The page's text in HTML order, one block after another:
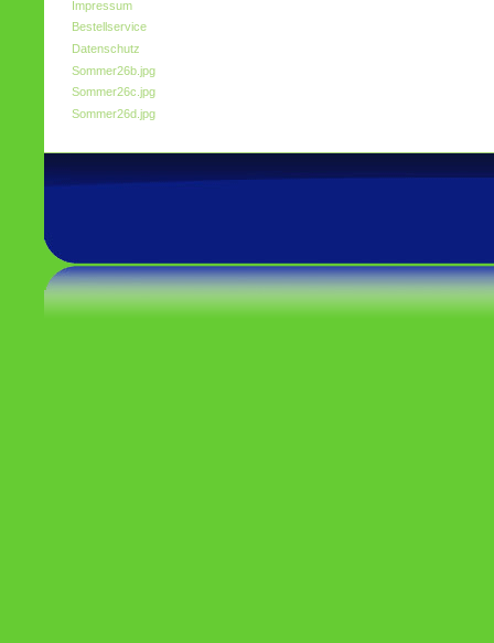
Impressum
Bestellservice
Datenschutz
Sommer26b.jpg
Sommer26c.jpg
Sommer26d.jpg